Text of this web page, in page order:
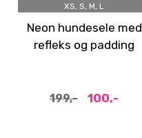
XS, S, M, L
Neon hundesele med
refleks og padding
199,- 100,-